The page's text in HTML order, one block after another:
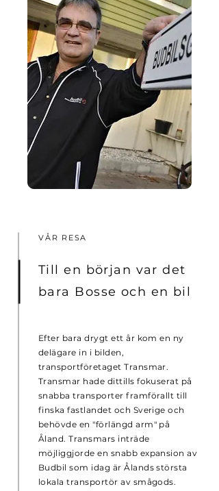
VÅR RESA
Till en början var det
bara Bosse och en bil
Efter bara drygt ett år kom en ny
delägare in i bilden,
transportföretaget Transmar.
Transmar hade dittills fokuserat på
snabba transporter framförallt till
finska fastlandet och Sverige och
behövde en "förlängd arm" på
Åland. Transmars inträde
möjliggjorde en snabb expansion av
Budbil som idag är Ålands största
lokala transportör av smågods.